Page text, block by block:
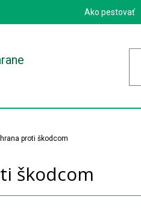
Ako pestovať
proti škodcom
škodcom